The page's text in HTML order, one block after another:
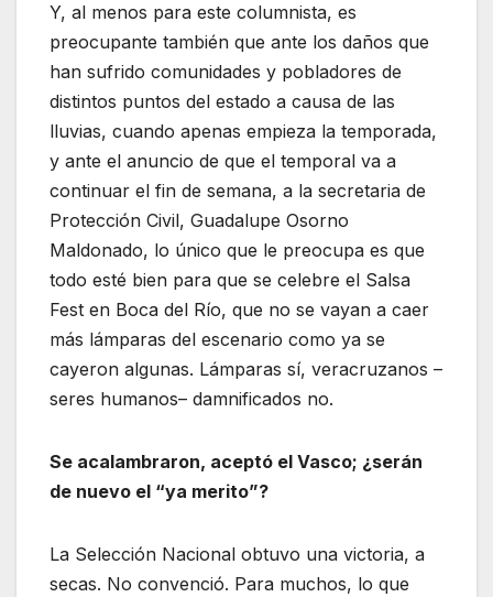
Y, al menos para este columnista, es
preocupante también que ante los daños que
han sufrido comunidades y pobladores de
distintos puntos del estado a causa de las
lluvias, cuando apenas empieza la temporada,
y ante el anuncio de que el temporal va a
continuar el fin de semana, a la secretaria de
Protección Civil, Guadalupe Osorno
Maldonado, lo único que le preocupa es que
todo esté bien para que se celebre el Salsa
Fest en Boca del Río, que no se vayan a caer
más lámparas del escenario como ya se
cayeron algunas. Lámparas sí, veracruzanos –
seres humanos– damnificados no.
Se acalambraron, aceptó el Vasco; ¿serán
de nuevo el “ya merito”?
La Selección Nacional obtuvo una victoria, a
secas. No convenció. Para muchos, lo que